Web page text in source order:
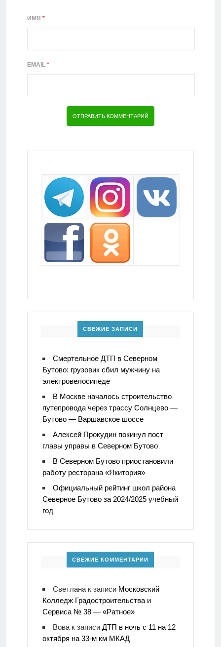
ИМЯ *
EMAIL *
СВЕЖИЕ ЗАПИСИ
Смертельное ДТП в Северном
Бутово: грузовик сбил мужчину на
электровелосипеде
В Москве началось строительство
путепровода через трассу Солнцево —
Бутово — Варшавское шоссе
Алексей Прокудин покинул пост
главы управы в Северном Бутово
В Северном Бутово приостановили
работу ресторана «Якитория»
Официальный рейтинг школ района
Северное Бутово за 2024/2025 учебный
год
СВЕЖИЕ КОММЕНТАРИИ
Светланак записи Московский
Колледж Градостроительства и
Сервиса № 38 — «Ратное»
Вовак записи ДТП в ночь с 11 на 12
октября на 33-м км МКАД